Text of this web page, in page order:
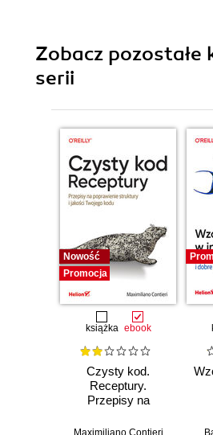
Zobacz pozostałe
serii
Nowość
Promocja
książka ebook
Czysty kod.
Receptury.
Przepisy na
struktury i jakości
Maximiliano Contieri